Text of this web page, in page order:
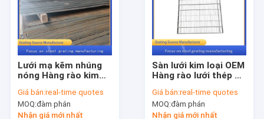
Lưới mạ kẽm nhúng
nóng Hàng rào kim
cho lồng gia cầm
Giá bán:real-time quotes
MOQ:đàm phán
Nhận giá mới nhất
Sàn lưới kim loại OEM
Hàng rào lưới thép để
súc
Giá bán:real-time quotes
MOQ:đàm phán
Nhận giá mới nhất